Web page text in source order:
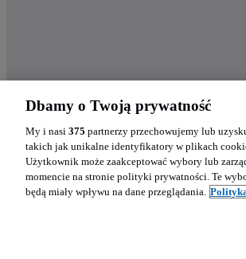
Dbamy o Twoją prywatność
My i nasi 375 partnerzy przechowujemy lub
takich jak unikalne identyfikatory w plikach
Użytkownik może zaakceptować wybory lub
momencie na stronie polityki prywatności. Te
będą miały wpływu na dane przeglądania.